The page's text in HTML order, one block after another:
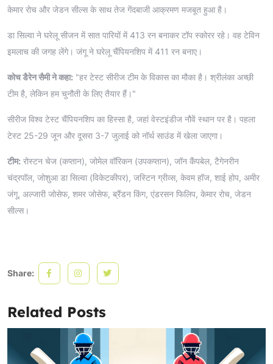
केमार रोच और जेडन सील्स के साथ तेज गेंदबाजी आक्रमण मजबूत हुआ है।
डा सिल्वा ने घरेलू सीजन में सात पारियों में 413 रन बनाकर टॉप स्कोरर रहे। वह टेविन
इमलाच की जगह लेंगे। जंगू ने घरेलू चैंपियनशिप में 411 रन बनाए।
कोच डैरेन सैमी ने कहा: "हर टेस्ट सीरीज टीम के विकास का मौका है। श्रीलंका अच्छी
टीम है, लेकिन हम चुनौती के लिए तैयार हैं।"
सीरीज विश्व टेस्ट चैंपियनशिप का हिस्सा है, जहां वेस्टइंडीज नौवें स्थान पर है। पहला
टेस्ट 25-29 जून और दूसरा 3-7 जुलाई को नॉर्थ साउंड में खेला जाएगा।
टीम: रोस्टन चेज (कप्तान), जोमेल वॉरिकन (उपकप्तान), जॉन कैंपबेल, टैगेनरीन
चंद्रपॉल, जोशुआ डा सिल्वा (विकेटकीपर), जस्टिन ग्रीव्स, केवम हॉज, शाई होप, अमीर
जंगू, अल्जारी जोसेफ, शमर जोसेफ, ब्रैंडन किंग, एंडरसन फिलिप, केमार रोच, जेडन
सील्स।
Share:
Related Posts